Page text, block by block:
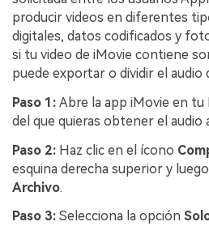
producir videos en diferentes
digitales, datos codificados y
si tu video de iMovie contiene
puede exportar o dividir el audio
Paso 1: Abre la app iMovie en tu
del que quieras obtener el audio
Paso 2: Haz clic en el ícono
esquina derecha superior y
Archivo.
Paso 3: Selecciona la opción